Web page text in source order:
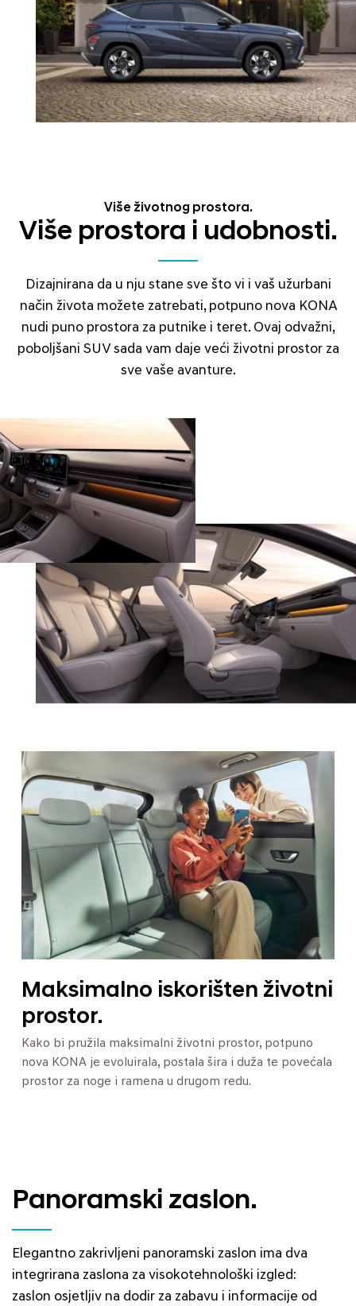
Više životnog prostora.
Više prostora i udobnosti.
Dizajnirana da u nju stane sve što vi i vaš užurbani
način života možete zatrebati, potpuno nova KONA
nudi puno prostora za putnike i teret. Ovaj odvažni,
poboljšani SUV sada vam daje veći životni prostor za
sve vaše avanture.
Maksimalno iskorišten životni
prostor.
Kako bi pružila maksimalni životni prostor, potpuno
nova KONA je evoluirala, postala šira i duža te povećala
prostor za noge i ramena u drugom redu.
Panoramski zaslon.
Elegantno zakrivljeni panoramski zaslon ima dva
integrirana zaslona za visokotehnološki izgled:
zaslon osjetljiv na dodir za zabavu i informacije od